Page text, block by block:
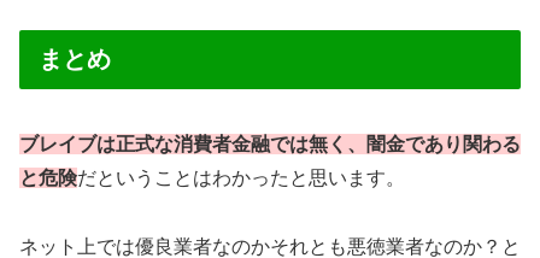
まとめ
ブレイブは正式な消費者金融では無く、闇金であり関わる
と危険だということはわかったと思います。
ネット上では優良業者なのかそれとも悪徳業者なのか？と